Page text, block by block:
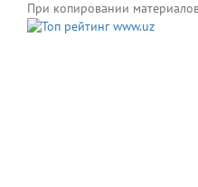
При копировании